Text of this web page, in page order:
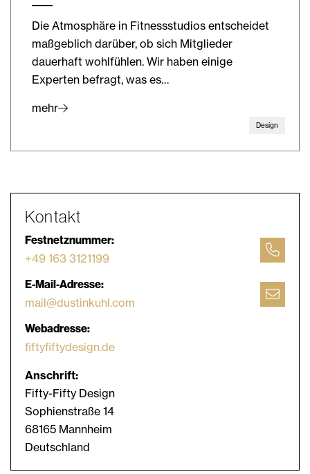
Die Atmosphäre in Fitnessstudios entscheidet
maßgeblich darüber, ob sich Mitglieder
dauerhaft wohlfühlen. Wir haben einige
Experten befragt, was es…
mehr
Design
Kontakt
Festnetznummer:
+49 163 3121199
E-Mail-Adresse:
mail@dustinkuhl.com
Webadresse:
fiftyfiftydesign.de
Anschrift:
Fifty-Fifty Design
Sophienstraße 14
68165 Mannheim
Deutschland